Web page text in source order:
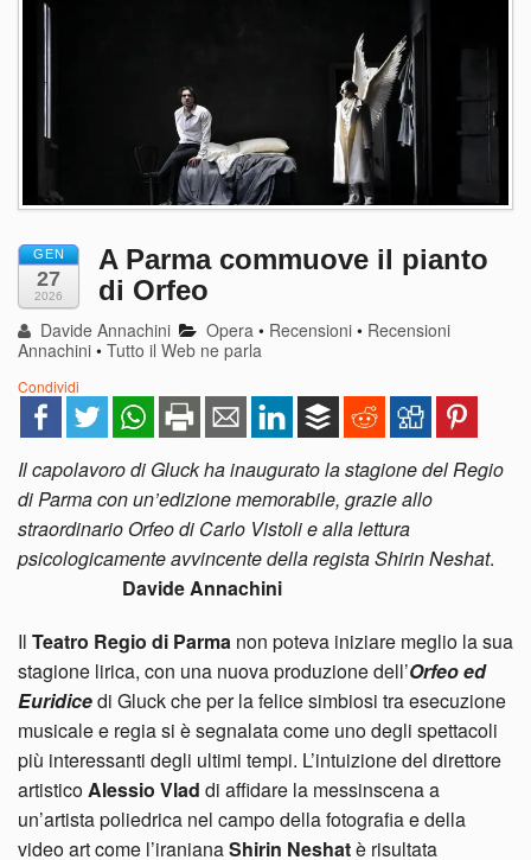
GEN
27
2026
A Parma commuove il pianto
di Orfeo
Davide Annachini Opera • Recensioni • Recensioni
Annachini • Tutto il Web ne parla
Condividi
Il capolavoro di Gluck ha inaugurato la stagione del Regio
di Parma con un’edizione memorabile, grazie allo
straordinario Orfeo di Carlo Vistoli e alla lettura
psicologicamente avvincente della regista Shirin Neshat.
Davide Annachini
Il Teatro Regio di Parma non poteva iniziare meglio la sua
stagione lirica, con una nuova produzione dell’Orfeo ed
Euridicedi Gluck che per la felice simbiosi tra esecuzione
musicale e regia si è segnalata come uno degli spettacoli
più interessanti degli ultimi tempi. L’intuizione del direttore
artisticoAlessio Vlad di affidare la messinscena a
un’artista poliedrica nel campo della fotografia e della
video art come l’iranianaShirin Neshatè risultata